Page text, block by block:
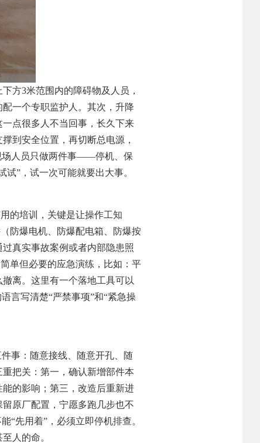
方3米范围内的障碍物及人员，
一个专职监护人。其次，升降
点很多人不当回事，长久下来
到安全位置，再切断总电源，
场人员只做两件事——停机、保
”，试一次可能就要出大事。
的培训，关键是让操作工知
防爆电机、防爆配电箱、防爆按
真实事故案例或者内部隐患照
单但必要的应急演练，比如：平
离。这里有一个落地工具可以
言写清楚“严禁事项”和“紧急操
事：随意接线、随意开孔、随
把关：第一，确认新增部件本
的影响；第三，改造后重新进
原厂配置，宁愿多跑几步也不
“先用着”，必须立即停机排查。
人的命。